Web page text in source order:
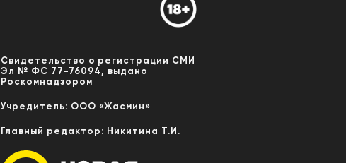
Свидетельство о регистрации СМИ
Эл № ФС 77-76094, выдано
Роскомнадзором
Учредитель: ООО «Жасмин»
Главный редактор: Никитина Т.И.